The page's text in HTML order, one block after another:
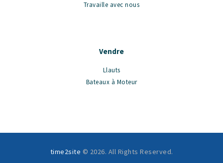
Travaille avec nous
Vendre
Llauts
Bateaux à Moteur
time2site © 2026. All Rights Reserved.